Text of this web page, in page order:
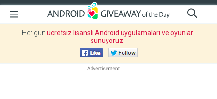
Her gün ücretsiz lisanslı Android uygulamaları ve oyunlar
sunuyoruz